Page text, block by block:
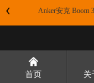
Anker安克 Boom
首页 关